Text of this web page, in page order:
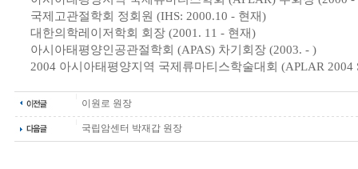
국제고관절학회 정회원 (IHS: 2000.10 - 현재)
대한의학레이저학회 회장 (2001. 11 - 현재)
아시아태평양인공관절학회 (APAS) 차기회장 (2003. - )
2004 아시아태평양지역 국제류마티스학술대회 (APLAR 2004
이원로 원장
국립암센터 박재갑 원장